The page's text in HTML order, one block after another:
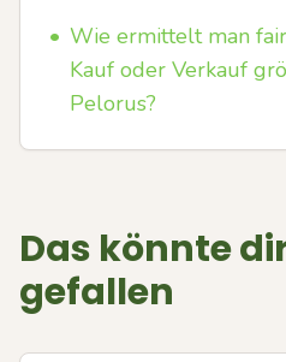
• Wie ermittelt man
Kauf oder Verkauf
Pelorus?
Das könnte
gefallen